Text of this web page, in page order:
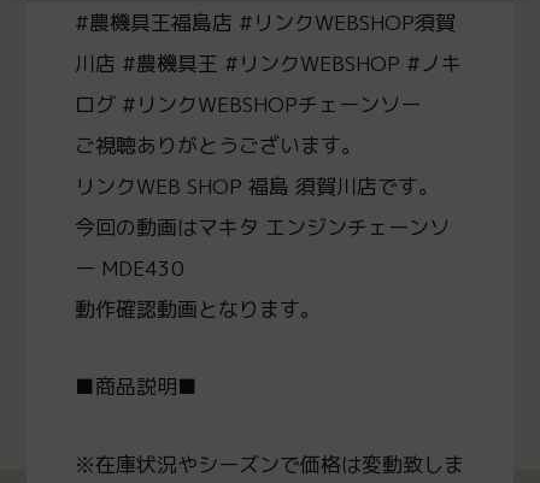
#農機具王福島店 #リンクWEBSHOP須賀
川店 #農機具王 #リンクWEBSHOP #ノキ
ログ #リンクWEBSHOPチェーンソー
ご視聴ありがとうございます。
リンクWEB SHOP 福島 須賀川店です。
今回の動画はマキタ エンジンチェーンソ
ー MDE430
動作確認動画となります。
■商品説明■
※在庫状況やシーズンで価格は変動致しま